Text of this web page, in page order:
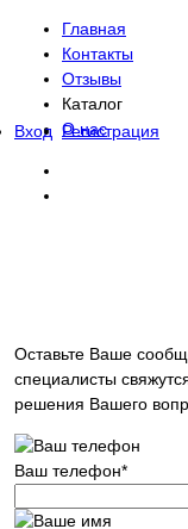
Главная
Контакты
Отзывы
Каталог
О нас
Вход Регистрация
Оставьте Ваше
специалисты
решения Вашего
Ваш телефон*